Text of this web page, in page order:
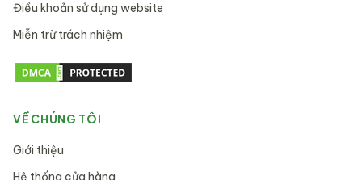
Điều khoản sử dụng website
Miễn trừ trách nhiệm
VỀ CHÚNG TÔI
Giới thiệu
Hệ thống cửa hàng